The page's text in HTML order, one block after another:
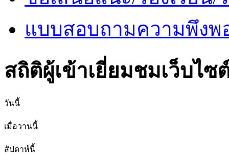
แบบสอบถามความพึงพ
สถิติผู้เข้าเยี่ยมชมเว็บไซ
วันนี้
เมื่อวานนี้
สัปดาห์นี้